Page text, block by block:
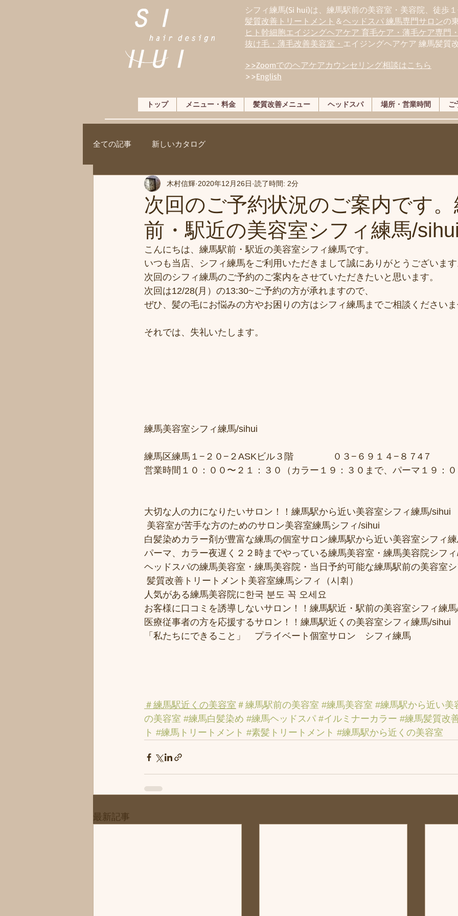
シフィ練馬(Si hui)は、 練馬駅前の美容室・美容院、徒歩
髪質改善トリートメント ＆ヘッドスパ 練馬専門サロンの
ヒト幹細胞エイジングヘアケア 育毛ケア・薄毛ケア専門
抜け毛・薄毛改善美容室・ エイジングヘアケア 練馬髪質
>>Zoomでのヘアケアカウンセリング相談はこちら
>>English
トップ メニュー・料金 髪質改善メニュー ヘッドスパ 場所・営業時間 ご
全ての記事 新しいカタログ
次回のご予約状況のご案内です。
前・駅近の美容室シフィ練馬/sihui
木村信輝 2020年12月26日 読了時間: 2分
こんにちは、練馬駅前・駅近の美容室シフィ練馬です。
いつも当店、シフィ練馬をご利用いただきまして誠にありがとうございます
次回のシフィ練馬のご予約のご案内をさせていただきたいと思います。
次回は12/28(月）の13:30~ご予約の方が承れますので、
ぜひ、髪の毛にお悩みの方やお困りの方はシフィ練馬までご相談くださいま
それでは、失礼いたします。
練馬美容室シフィ練馬/sihui
練馬区練馬１−２０−２ASKビル３階 　　　　０３−６９１４−８７4７
営業時間１０：００〜２１：３０（カラー１９：３０まで、パーマ１９：０
大切な人の力になりたいサロン！！練馬駅から近い美容室シフィ練馬/sihui
美容室が苦手な方のためのサロン美容室練馬シフィ/sihui
白髪染めカラー剤が豊富な練馬の個室サロン練馬駅から近い美容室シフィ
パーマ、カラー夜遅く２２時までやっている練馬美容室・練馬美容院シフ
ヘッドスパの練馬美容室・練馬美容院・当日予約可能な練馬駅前の美容室
髪質改善トリートメント美容室練馬シフィ（시휘）
人気がある練馬美容院に한국 분도 꼭 오세요
お客様に口コミを誘導しないサロン！！練馬駅近・駅前の美容室シフィ練
医療従事者の方を応援するサロン！！練馬駅近くの美容室シフィ練馬/sihui
「私たちにできること」　プライベート個室サロン　シフィ練馬
＃練馬駅近くの美容室 ＃練馬駅前の美容室 #練馬美容室 #練馬駅から近い美
の美容室 #練馬白髪染め #練馬ヘッドスパ #イルミナーカラー #練馬髪質改
ト #練馬トリートメント #素髪トリートメント #練馬駅から近くの美容室
最新記事